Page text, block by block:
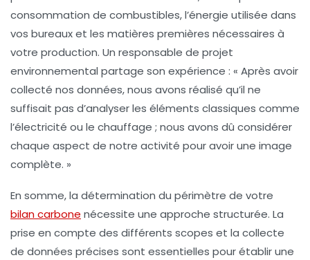
consommation de combustibles, l’énergie utilisée dans
vos bureaux et les matières premières nécessaires à
votre production. Un responsable de projet
environnemental partage son expérience : « Après avoir
collecté nos données, nous avons réalisé qu’il ne
suffisait pas d’analyser les éléments classiques comme
l’électricité ou le chauffage ; nous avons dû considérer
chaque aspect de notre activité pour avoir une image
complète. »
En somme, la détermination du périmètre de votre
bilan carbone nécessite une approche structurée. La
prise en compte des différents scopes et la collecte
de données précises sont essentielles pour établir une